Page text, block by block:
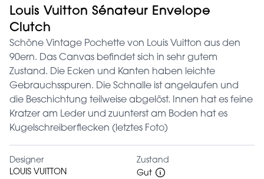
Louis Vuitton Sénateur Envelope
Clutch
Schöne Vintage Pochette von Louis Vuitton aus den
90ern. Das Canvas befindet sich in sehr gutem
Zustand. Die Ecken und Kanten haben leichte
Gebrauchsspuren. Die Schnalle ist angelaufen und
die Beschichtung teilweise abgelöst. Innen hat es feine
Kratzer am Leder und zuunterst am Boden hat es
Kugelschreiberflecken (letztes Foto)
Designer
LOUIS VUITTON
Zustand
Gut